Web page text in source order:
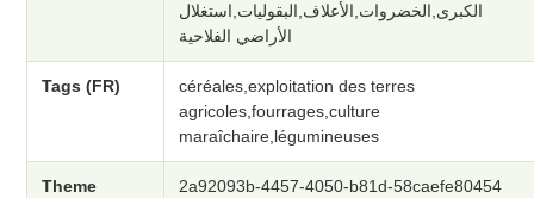
الكبرى,الخضروات,الأعلاف,البقوليات,استغلال
الأراضي الفلاحية
Tags (FR)
céréales,exploitation des terres
agricoles,fourrages,culture
maraîchaire,légumineuses
Theme 2a92093b-4457-4050-b81d-58caefe80454